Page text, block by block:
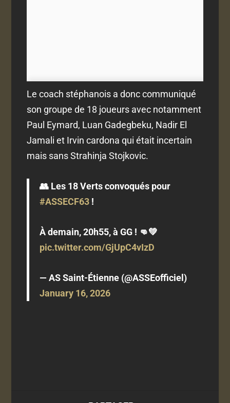
Le coach stéphanois a donc communiqué
son groupe de 18 joueurs avec notamment
Paul Eymard, Luan Gadegbeku, Nadir El
Jamali et Irvin cardona qui était incertain
mais sans Strahinja Stojkovic.
👥 Les 18 Verts convoqués pour
#ASSECF63 !
À demain, 20h55, à GG ! 👊💚
pic.twitter.com/GjUpC4vIzD
— AS Saint-Étienne (@ASSEofficiel)
January 16, 2026